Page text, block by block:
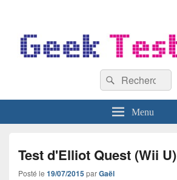
Recherche :
Rechercher
Menu
Test d'Elliot Quest (Wii U)
Posté le 19/07/2015parGaël